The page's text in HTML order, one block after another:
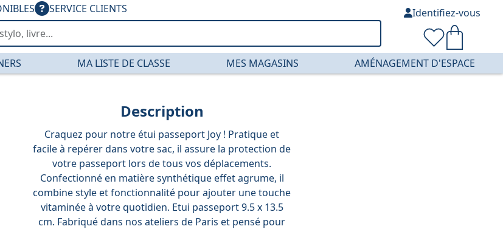
SERVICE CLIENTS
MA LISTE DE CLASSE MES MAGASINS AMÉNAGEMENT D'ESPACE
Identifiez-vous
Description
Craquez pour notre étui passeport Joy ! Pratique et
facile à repérer dans votre sac, il assure la protection de
votre passeport lors de tous vos déplacements.
Confectionné en matière synthétique effet agrume, il
combine style et fonctionnalité pour ajouter une touche
vitaminée à votre quotidien. Etui passeport 9.5 x 13.5
cm. Fabriqué dans nos ateliers de Paris et pensé pour